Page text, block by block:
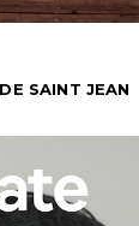
SAINT JEAN